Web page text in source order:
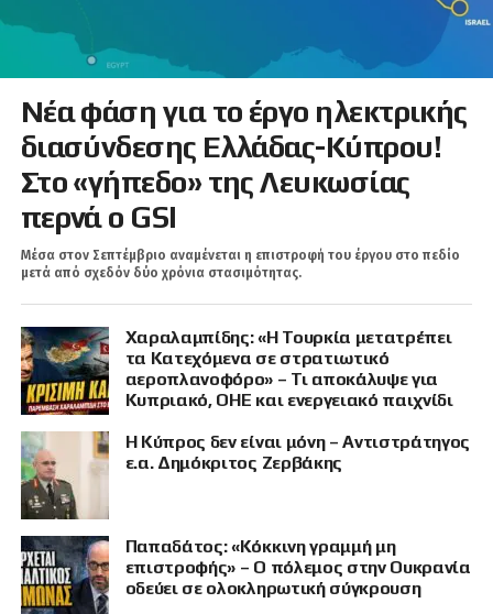
Νέα φάση για το έργο ηλεκτρικής
διασύνδεσης Ελλάδας-Κύπρου!
Στο «γήπεδο» της Λευκωσίας
περνά ο GSI
Μέσα στον Σεπτέμβριο αναμένεται η επιστροφή του έργου στο πεδίο
μετά από σχεδόν δύο χρόνια στασιμότητας.
Χαραλαμπίδης: «Η Τουρκία μετατρέπει
τα Κατεχόμενα σε στρατιωτικό
αεροπλανοφόρο» – Τι αποκάλυψε για
Κυπριακό, ΟΗΕ και ενεργειακό παιχνίδι
Η Κύπρος δεν είναι μόνη – Αντιστράτηγος
ε.α. Δημόκριτος Ζερβάκης
Παπαδάτος: «Κόκκινη γραμμή μη
επιστροφής» – Ο πόλεμος στην Ουκρανία
οδεύει σε ολοκληρωτική σύγκρουση